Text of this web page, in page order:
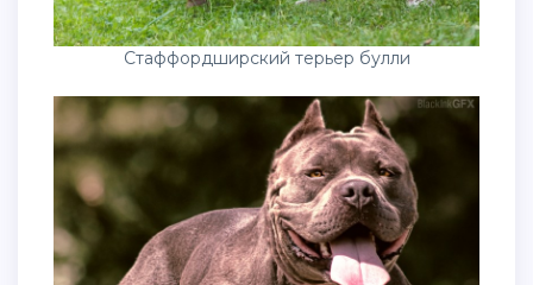
Стаффордширский терьер булли